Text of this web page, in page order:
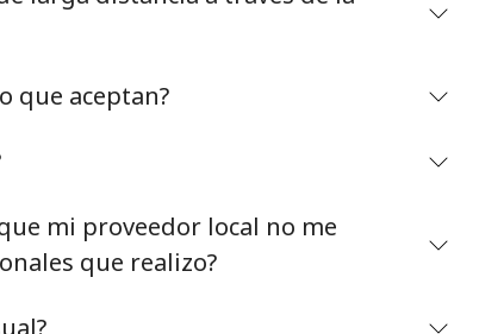
Al abrir una cuenta en este sitio web, estoy de
acuerdo con estos
que aceptan?
mi proveedor local no me
que realizo?